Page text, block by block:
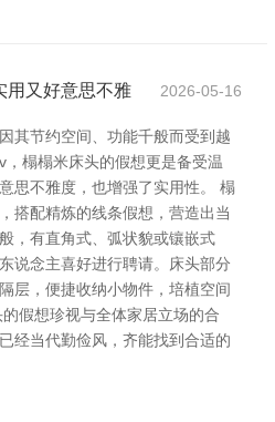
用又好意思不雅 2026-05-16
其节约空间、功能千般而受到越
榻榻米床头的假想更是备受温
思不雅度，也增强了实用性。 榻
搭配精炼的线条假想，营造出当
，有直角式、弧状貌或镶嵌式
说念主喜好进行聘请。床头部分
层，便捷收纳小物件，培植空间
假想珍视与全体家居立场的合
经当代勤俭风，齐能找到合适的